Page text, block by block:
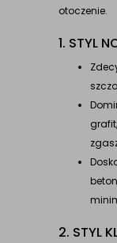
otoczenie.
1. STYL
2. STYL